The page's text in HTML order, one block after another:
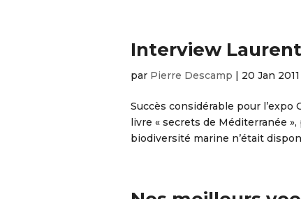
Interview
par Pierre Descamp | 20 Jan 2011
Succès considérable pour
livre « secrets de Méditerranée
biodiversité marine n’était